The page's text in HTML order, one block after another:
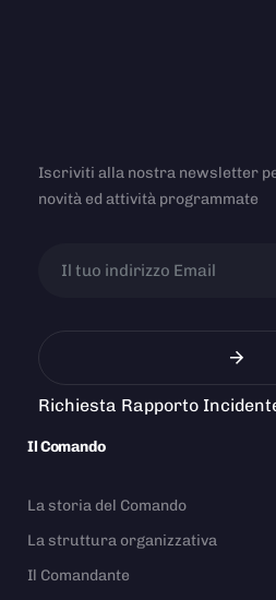
Iscriviti alla nostra newsletter
novità ed attività programmate
Richiesta Rapporto
Il Comando
La storia del Comando
La struttura organizzativa
Il Comandante